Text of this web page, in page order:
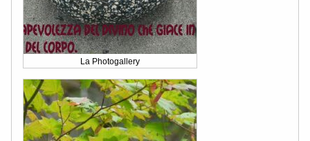
La Photogallery